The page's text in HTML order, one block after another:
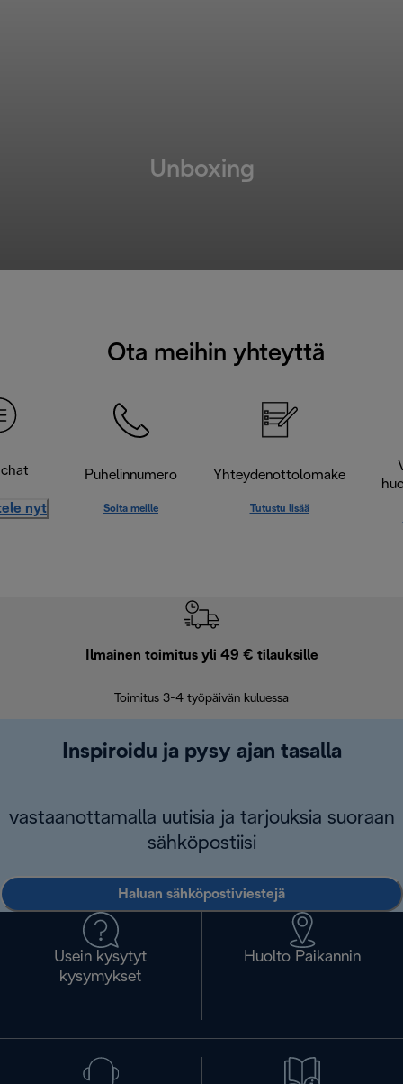
Unboxing
Ota meihin yhteyttä
nyt
Puhelinnumero
Soita meille
Yhteydenottolomake
Tutustu lisää
Ilmainen toimitus yli 49 € tilauksille
Toimitus 3-4 työpäivän kuluessa
Inspiroidu ja pysy ajan tasalla
vastaanottamalla uutisia ja tarjouksia suoraan
sähköpostiisi
Haluan sähköpostiviestejä
Usein kysytyt
kysymykset
Huolto Paikannin